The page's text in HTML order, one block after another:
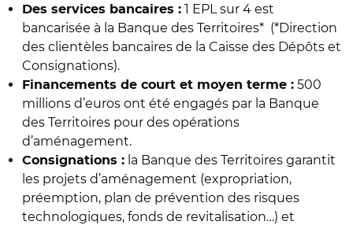
Des services bancaires : 1 EPL sur 4 est
bancarisée à la Banque des Territoires* (*Direction
des clientèles bancaires de la Caisse des Dépôts et
Consignations).
Financements de court et moyen terme : 500
millions d’euros ont été engagés par la Banque
des Territoires pour des opérations
d’aménagement.
Consignations : la Banque des Territoires garantit
les projets d’aménagement (expropriation,
préemption, plan de prévention des risques
technologiques, fonds de revitalisation…) et